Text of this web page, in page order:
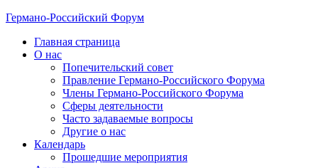
Германо-Российский Форум
Главная страница
О нас
Попечительский совет
Правление Германо-Российского Форума
Члены Германо-Российского Форума
Сферы деятельности
Часто задаваемые вопросы
Другие о нас
Календарь
Прошедшие мероприятия